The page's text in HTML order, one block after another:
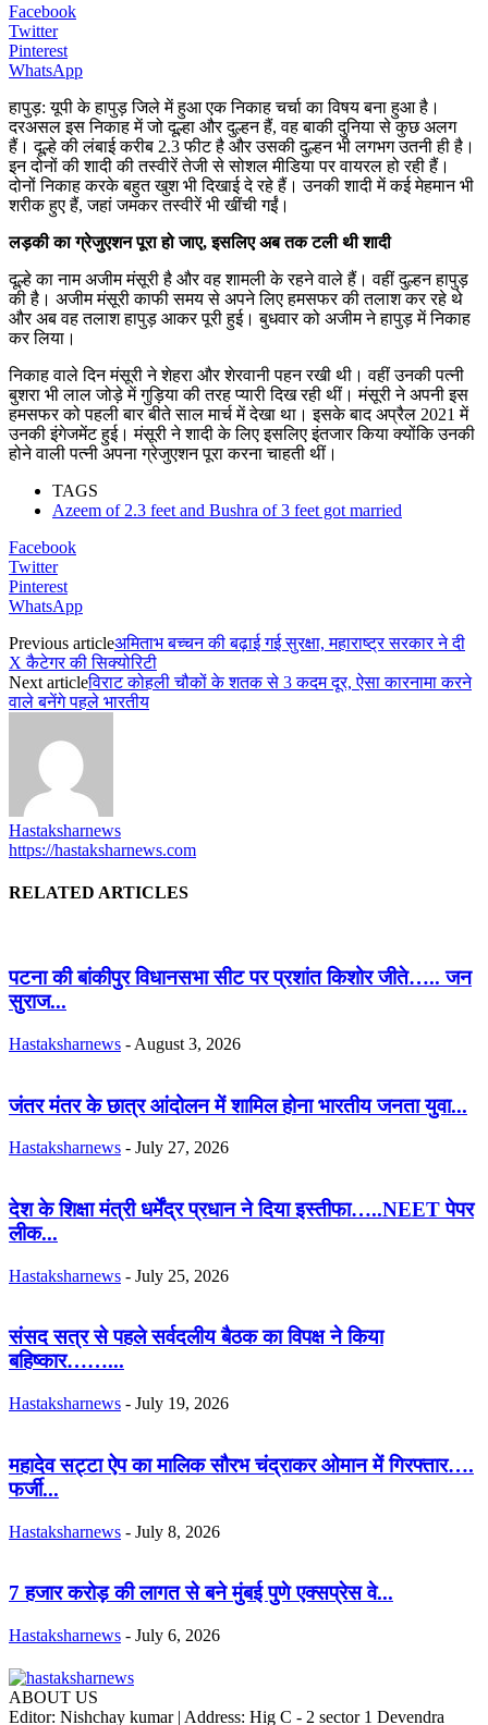
Facebook
Twitter
Pinterest
WhatsApp
हापुड़: यूपी के हापुड़ जिले में हुआ एक निकाह चर्चा का विषय बना हुआ है।
दरअसल इस निकाह में जो दूल्हा और दुल्हन हैं, वह बाकी दुनिया से कुछ अलग
हैं। दूल्हे की लंबाई करीब 2.3 फीट है और उसकी दुल्हन भी लगभग उतनी ही है।
इन दोनों की शादी की तस्वीरें तेजी से सोशल मीडिया पर वायरल हो रही हैं।
दोनों निकाह करके बहुत खुश भी दिखाई दे रहे हैं। उनकी शादी में कई मेहमान भी
शरीक हुए हैं, जहां जमकर तस्वीरें भी खींची गईं।
लड़की का ग्रेजुएशन पूरा हो जाए, इसलिए अब तक टली थी शादी
दूल्हे का नाम अजीम मंसूरी है और वह शामली के रहने वाले हैं। वहीं दुल्हन हापुड़
की है। अजीम मंसूरी काफी समय से अपने लिए हमसफर की तलाश कर रहे थे
और अब वह तलाश हापुड़ आकर पूरी हुई। बुधवार को अजीम ने हापुड़ में निकाह
कर लिया।
निकाह वाले दिन मंसूरी ने शेहरा और शेरवानी पहन रखी थी। वहीं उनकी पत्नी
बुशरा भी लाल जोड़े में गुड़िया की तरह प्यारी दिख रही थीं। मंसूरी ने अपनी इस
हमसफर को पहली बार बीते साल मार्च में देखा था। इसके बाद अप्रैल 2021 में
उनकी इंगेजमेंट हुई। मंसूरी ने शादी के लिए इसलिए इंतजार किया क्योंकि उनकी
होने वाली पत्नी अपना ग्रेजुएशन पूरा करना चाहती थीं।
TAGS
Azeem of 2.3 feet and Bushra of 3 feet got married
Facebook
Twitter
Pinterest
WhatsApp
Previous articleअमिताभ बच्चन की बढ़ाई गई सुरक्षा, महाराष्ट्र सरकार ने दी
X कैटेगर की सिक्योरिटी
Next articleविराट कोहली चौकों के शतक से 3 कदम दूर, ऐसा कारनामा करने
वाले बनेंगे पहले भारतीय
Hastaksharnews
https://hastaksharnews.com
RELATED ARTICLES
पटना की बांकीपुर विधानसभा सीट पर प्रशांत किशोर जीते….. जन
सुराज...
Hastaksharnews - August 3, 2026
जंतर मंतर के छात्र आंदोलन में शामिल होना भारतीय जनता युवा...
Hastaksharnews - July 27, 2026
देश के शिक्षा मंत्री धर्मेंद्र प्रधान ने दिया इस्तीफा…..NEET पेपर
लीक...
Hastaksharnews - July 25, 2026
संसद सत्र से पहले सर्वदलीय बैठक का विपक्ष ने किया
बहिष्कार……...
Hastaksharnews - July 19, 2026
महादेव सट्टा ऐप का मालिक सौरभ चंद्राकर ओमान में गिरफ्तार….
फर्जी...
Hastaksharnews - July 8, 2026
7 हजार करोड़ की लागत से बने मुंबई पुणे एक्सप्रेस वे...
Hastaksharnews - July 6, 2026
ABOUT US
Editor: Nishchay kumar | Address: Hig C - 2 sector 1 Devendra